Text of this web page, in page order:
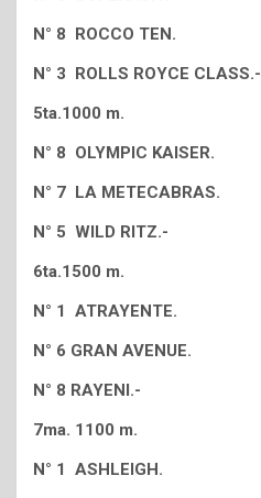
N° 8 ROCCO TEN.
N° 3 ROLLS ROYCE CLASS.-
5ta.1000 m.
N° 8 OLYMPIC KAISER.
N° 7 LA METECABRAS.
N° 5 WILD RITZ.-
6ta.1500 m.
N° 1 ATRAYENTE.
N° 6 GRAN AVENUE.
N° 8 RAYENI.-
7ma. 1100 m.
N° 1 ASHLEIGH.